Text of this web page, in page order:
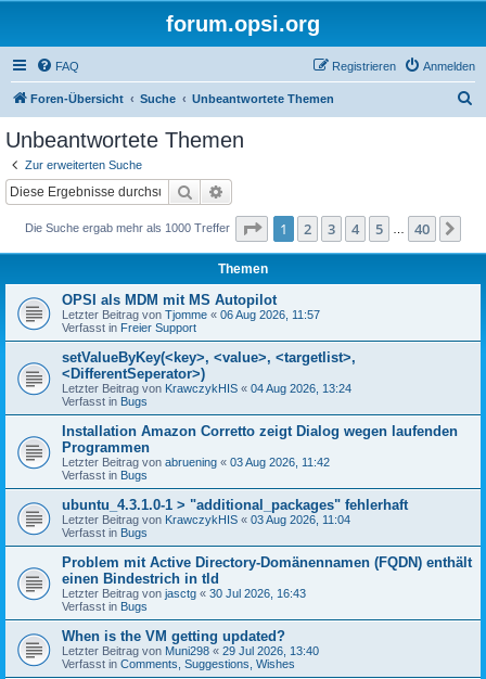
forum.opsi.org
FAQ Anmelden
Registrieren
Foren-Übersicht Suche Unbeantwortete Themen
Unbeantwortete Themen
Zur erweiterten Suche
Suche
Die Suche ergab mehr als 1000 Treffer Seite 1von 40
1 2 3 4 5 40
Themen
OPSI als MDM mit MS Autopilot
Letzter Beitrag von Tjomme « 06 Aug 2026, 11:57
Verfasst in Freier Support
setValueByKey(<key>, <value>, <targetlist>,
<DifferentSeperator>)
Letzter Beitrag von KrawczykHIS « 04 Aug 2026, 13:24
Verfasst in Bugs
Installation Amazon Corretto zeigt Dialog wegen laufenden
Programmen
Letzter Beitrag von abruening « 03 Aug 2026, 11:42
Verfasst in Bugs
ubuntu_4.3.1.0-1 > "additional_packages" fehlerhaft
Letzter Beitrag von KrawczykHIS « 03 Aug 2026, 11:04
Verfasst in Bugs
Problem mit Active Directory-Domänennamen (FQDN) enthält
einen Bindestrich in tld
Letzter Beitrag von jasctg « 30 Jul 2026, 16:43
Verfasst in Bugs
When is the VM getting updated?
Letzter Beitrag von Muni298 « 29 Jul 2026, 13:40
Verfasst in Comments, Suggestions, Wishes